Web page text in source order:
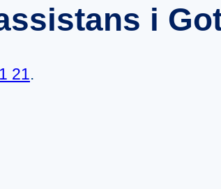
i
21.